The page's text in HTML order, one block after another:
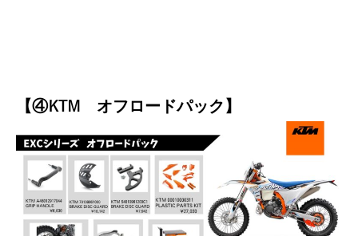
【④KTM オフロードパック】